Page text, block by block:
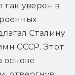
уверен в
Сталину
СССР. Этот
основе